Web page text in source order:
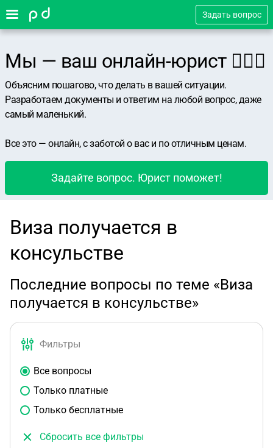
Задать вопрос
Мы — ваш онлайн-юрист 👨🏻‍⚖️
Объясним пошагово, что делать в вашей ситуации.
Разработаем документы и ответим на любой вопрос, даже
самый маленький.
Все это — онлайн, с заботой о вас и по отличным ценам.
Задайте вопрос. Юрист поможет!
Виза получается в
консульстве
Последние вопросы по теме «Виза
получается в консульстве»
Фильтры
Все вопросы
Только платные
Только бесплатные
Сбросить все фильтры